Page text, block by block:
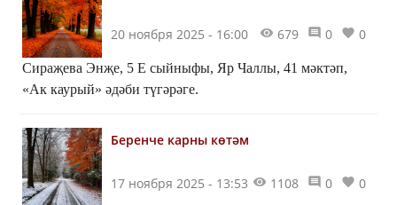
20 ноября 2025 - 16:00 679 0 0
Сираҗева Энҗе, 5 Е сыйныфы, Яр Чаллы, 41 мәктәп,
«Ак каурый» әдәби түгәрәге.
Беренче карны көтәм
17 ноября 2025 - 13:53 1108 0 0